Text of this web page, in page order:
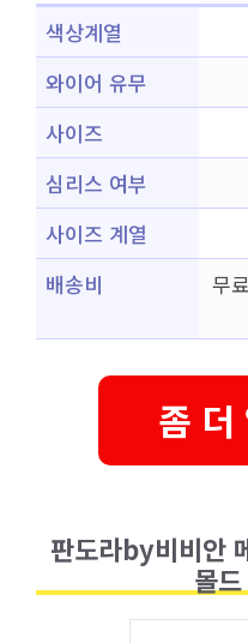
색상계열
와이어 유무
사이즈
심리스 여부
사이즈 계열
배송비
무
좀 더
판도라by비비안
몰